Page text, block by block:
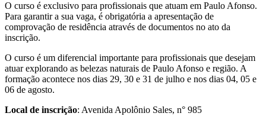
O curso é exclusivo para profissionais que atuam em Paulo Afonso.
Para garantir a sua vaga, é obrigatória a apresentação de
comprovação de residência através de documentos no ato da
inscrição.
O curso é um diferencial importante para profissionais que desejam
atuar explorando as belezas naturais de Paulo Afonso e região. A
formação acontece nos dias 29, 30 e 31 de julho e nos dias 04, 05 e
06 de agosto.
Local de inscrição: Avenida Apolônio Sales, n° 985